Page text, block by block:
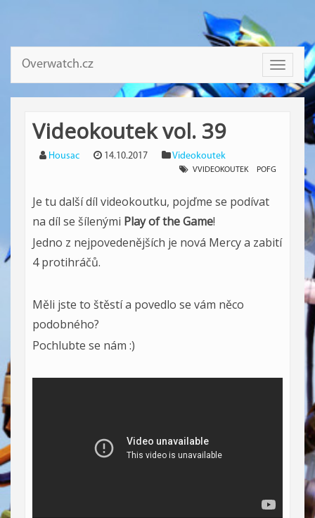
Toggle
Overwatch.cz
Videokoutek vol. 39
Housac 14.10.2017 Videokoutek
VVIDEOKOUTEK POFG
Je tu další díl videokoutku, pojďme se podívat
na díl se šílenými Play of the Game!
Jedno z nejpovedenějších je nová Mercy a zabití
4 protihráčů.
Měli jste to štěstí a povedlo se vám něco
podobného?
Pochlubte se nám :)